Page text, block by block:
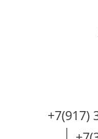
+7(917)